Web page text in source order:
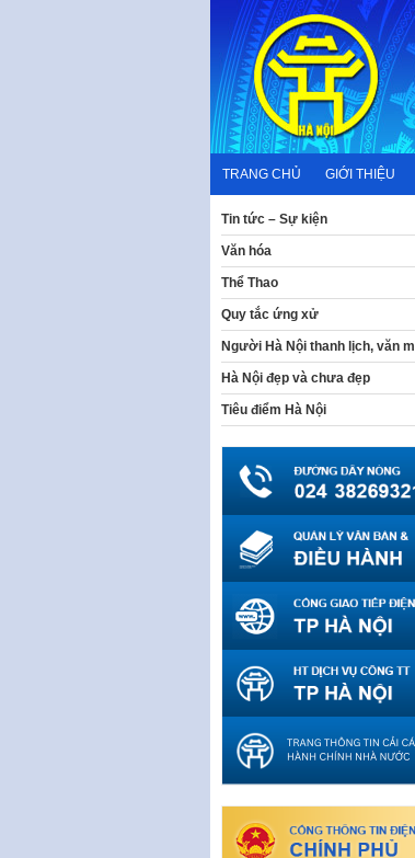
content
TRANG CHỦ GIỚI THIỆU
Tin tức – Sự kiện
Văn hóa
Thể Thao
Quy tắc ứng xử
Người Hà Nội thanh lịch, văn
Hà Nội đẹp và chưa đẹp
Tiêu điểm Hà Nội